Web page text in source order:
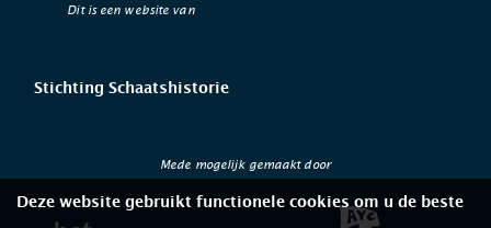
Dit is een website van
Stichting Schaatshistorie
Mede mogelijk gemaakt door
Deze website gebruikt functionele cookies om u de beste